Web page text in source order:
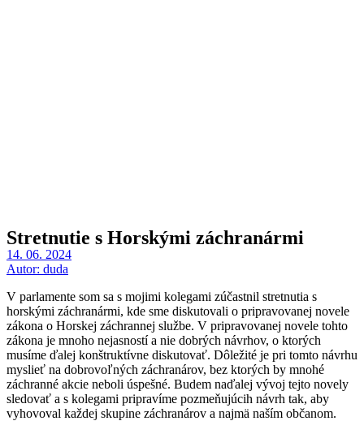
Stretnutie s Horskými záchranármi
14. 06. 2024
Autor: duda
V parlamente som sa s mojimi kolegami zúčastnil stretnutia s
horskými záchranármi, kde sme diskutovali o pripravovanej novele
zákona o Horskej záchrannej službe. V pripravovanej novele tohto
zákona je mnoho nejasností a nie dobrých návrhov, o ktorých
musíme ďalej konštruktívne diskutovať. Dôležité je pri tomto návrhu
myslieť na dobrovoľných záchranárov, bez ktorých by mnohé
záchranné akcie neboli úspešné. Budem naďalej vývoj tejto novely
sledovať a s kolegami pripravíme pozmeňujúcih návrh tak, aby
vyhovoval každej skupine záchranárov a najmä naším občanom.